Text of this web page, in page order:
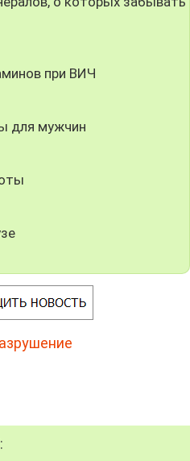
при ВИЧ
для мужчин